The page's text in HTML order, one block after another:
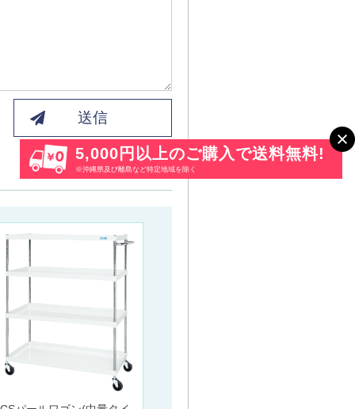
送信
5,000円以上のご購入で送料無料!
※沖縄県及び離島など特定地域を除く